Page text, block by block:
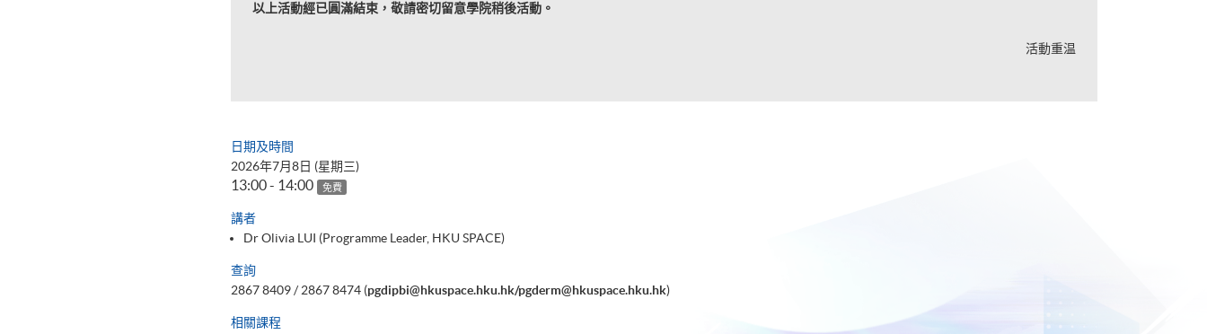
以上活動經已圓滿結束，敬請密切留意學院稍後活動。
活動重温
日期及時間
2026年7月8日 (星期三)
13:00 - 14:00 免費
講者
Dr Olivia LUI (Programme Leader, HKU SPACE)
查詢
2867 8409 / 2867 8474 (pgdipbi@hkuspace.hku.hk/pgderm@hkuspace.hku.hk)
相關課程